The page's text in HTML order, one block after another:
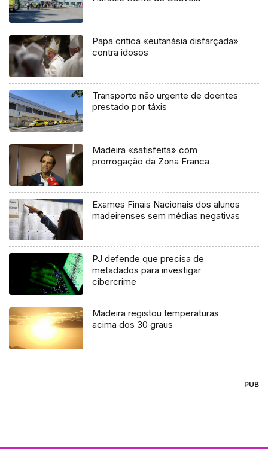
Papa critica «eutanásia disfarçada»
contra idosos
Transporte não urgente de doentes
prestado por táxis
Madeira «satisfeita» com
prorrogação da Zona Franca
Exames Finais Nacionais dos alunos
madeirenses sem médias negativas
PJ defende que precisa de
metadados para investigar
cibercrime
Madeira registou temperaturas
acima dos 30 graus
PUB